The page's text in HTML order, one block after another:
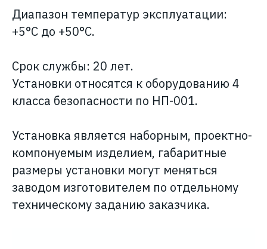
Диапазон температур эксплуатации:
+5°С до +50°С.
Срок службы: 20 лет.
Установки относятся к оборудованию 4
класса безопасности по НП-001.
Установка является наборным, проектно-
компонуемым изделием, габаритные
размеры установки могут меняться
заводом изготовителем по отдельному
техническому заданию заказчика.